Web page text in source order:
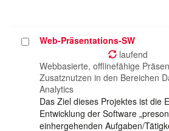
ProjektWeb-Präsentations-SW
laufend
Webbasierte, offlinefähige
Zusatznutzen in den Bereichen
Analytics
Das Ziel dieses Projektes ist die
Entwicklung der Software
einhergehenden Aufgaben/